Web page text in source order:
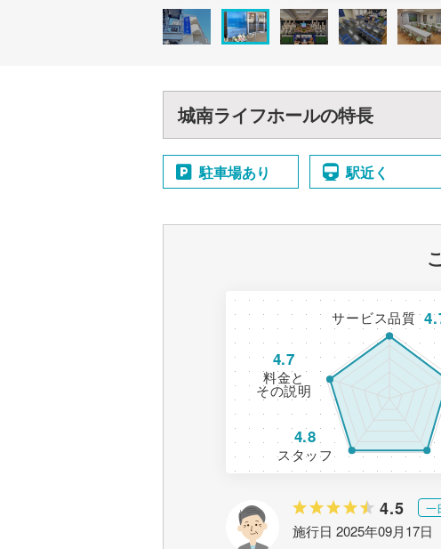
城南ライフホールの特長
駐車場あり 駅近く
サービス品質
スタッフ
4.8
料金と
その説明
4.7
4.5 一
施行日 2025年09月17日